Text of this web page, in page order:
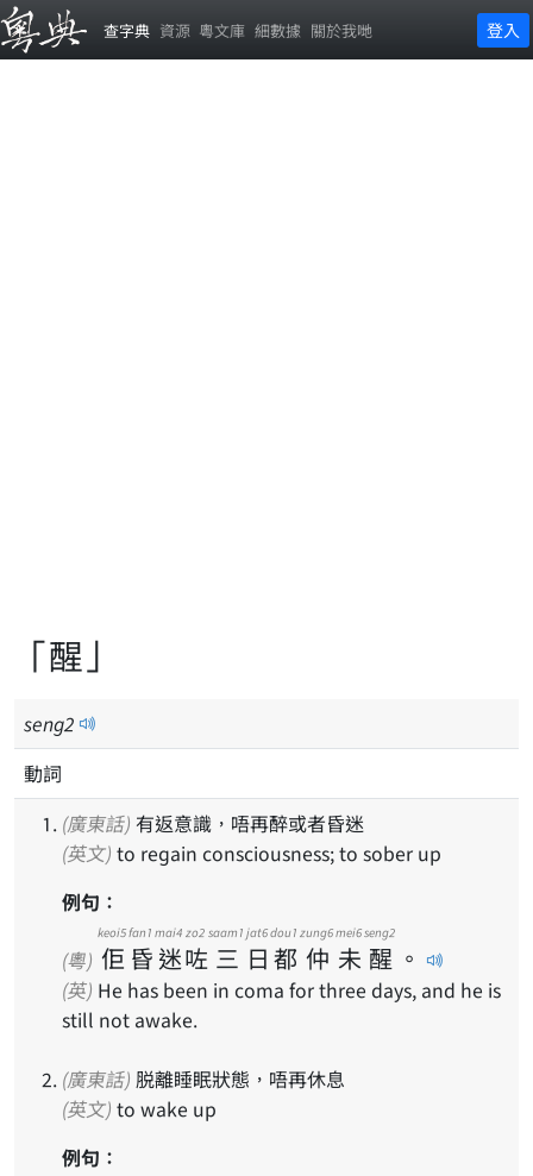
查字典 資源 粵文庫 細數據 關於我哋 登入
「醒」
seng2
動詞
(廣東話) 有返意識，唔再醉或者昏迷
(英文) to regain consciousness; to sober up
例句：
(粵) 佢
keoi5
昏
fan1
迷
mai4
咗
zo2
三
saam1
日
jat6
都
dou1
仲
zung6
未
mei6
醒
seng2
。
(英) He has been in coma for three days, and he is
still not awake.
(廣東話) 脱離睡眠狀態，唔再休息
(英文) to wake up
例句：